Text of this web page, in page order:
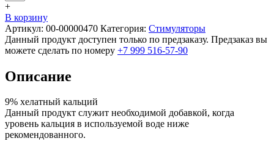
+
В корзину
Артикул: 00-00000470 Категория: Стимуляторы
Данный продукт доступен только по предзаказу. Предзаказ вы
можете сделать по номеру +7 999 516-57-90
Описание
9% хелатный кальций
Данный продукт служит необходимой добавкой, когда
уровень кальция в используемой воде ниже
рекомендованного.